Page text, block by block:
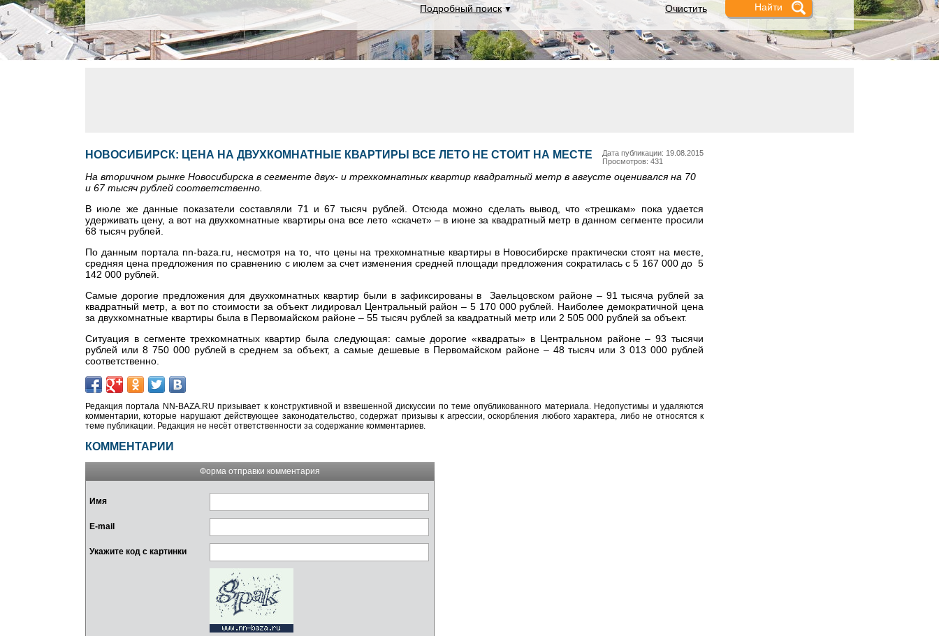
Подробный поиск▼ Очистить
Дата публикации: 19.08.2015
Просмотров: 431
НОВОСИБИРСК: ЦЕНА НА ДВУХКОМНАТНЫЕ КВАРТИРЫ ВСЕ ЛЕТО НЕ СТОИТ НА МЕСТЕ
На вторичном рынке Новосибирска в сегменте двух- и трехкомнатных квартир квадратный метр в августе оценивался на 70
и 67 тысяч рублей соответственно.
В июле же данные показатели составляли 71 и 67 тысяч рублей. Отсюда можно сделать вывод, что «трешкам» пока удается
удерживать цену, а вот на двухкомнатные квартиры она все лето «скачет» – в июне за квадратный метр в данном сегменте просили
68 тысяч рублей.
По данным портала nn-baza.ru, несмотря на то, что цены на трехкомнатные квартиры в Новосибирске практически стоят на месте,
средняя цена предложения по сравнению с июлем за счет изменения средней площади предложения сократилась с 5 167 000 до 5
142 000 рублей.
Самые дорогие предложения для двухкомнатных квартир были в зафиксированы в Заельцовском районе – 91 тысяча рублей за
квадратный метр, а вот по стоимости за объект лидировал Центральный район – 5 170 000 рублей. Наиболее демократичной цена
за двухкомнатные квартиры была в Первомайском районе – 55 тысяч рублей за квадратный метр или 2 505 000 рублей за объект.
Ситуация в сегменте трехкомнатных квартир была следующая: самые дорогие «квадраты» в Центральном районе – 93 тысячи
рублей или 8 750 000 рублей в среднем за объект, а самые дешевые в Первомайском районе – 48 тысяч или 3 013 000 рублей
соответственно.
Редакция портала NN-BAZA.RU призывает к конструктивной и взвешенной дискуссии по теме опубликованного материала. Недопустимы и удаляются
комментарии, которые нарушают действующее законодательство, содержат призывы к агрессии, оскорбления любого характера, либо не относятся к
теме публикации. Редакция не несёт ответственности за содержание комментариев.
КОММЕНТАРИИ
Форма отправки комментария
Имя
E-mail
Укажите код с картинки